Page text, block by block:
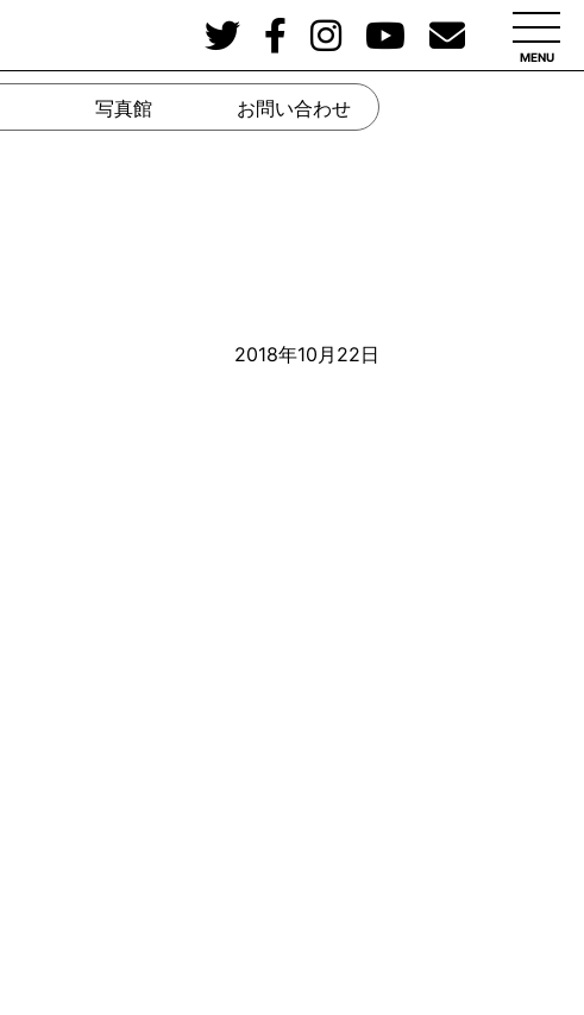
MENU
写真館 お問い合わせ
2018年10月22日